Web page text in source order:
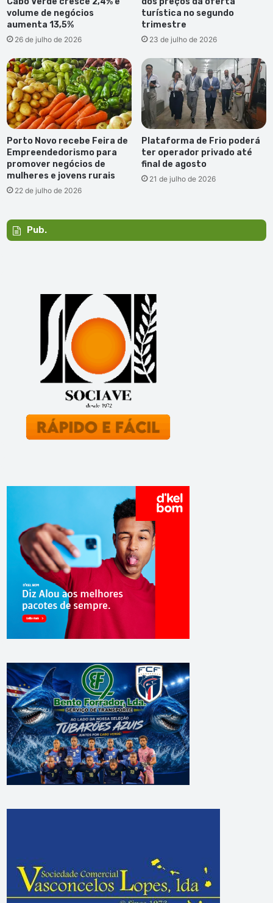
volume de negócios
aumenta 13,5%
26 de julho de 2026
turística no segundo
trimestre
23 de julho de 2026
Porto Novo recebe Feira de
Empreendedorismo para
promover negócios de
mulheres e jovens rurais
22 de julho de 2026
Plataforma de Frio poderá
ter operador privado até
final de agosto
21 de julho de 2026
Pub.